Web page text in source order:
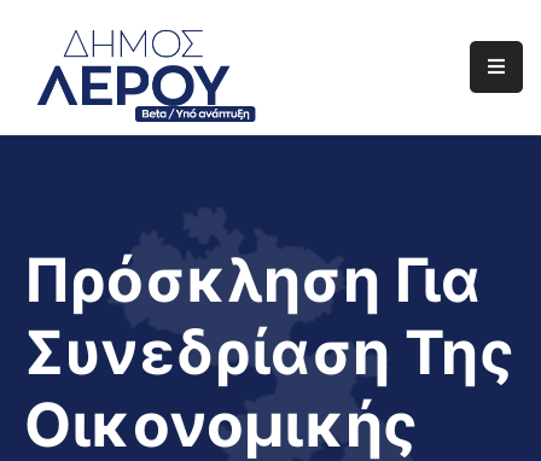
Αρχική
Διαφάνεια
Το
Νησί
Μας
Πρόσκληση Για
Συνεδρίαση Της
Οικονομικής